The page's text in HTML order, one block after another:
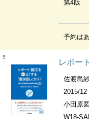
第4版
予約は
5
レポート・論文
佐渡島
2015/12
小田原
W18-